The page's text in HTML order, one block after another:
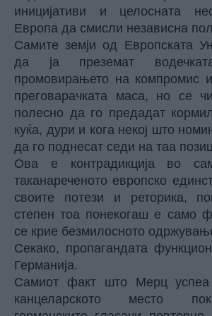
иницијативи и целосната
Европа да смисли независна
Самите земји од Европската
да ја преземат
промовирањето на компромис
преговарачката маса, но се
полесно да го предадат
куќа, дури и кога некој што
да го поднесат седи на таа
Ова е контрадикција во
таканареченото европско
своите потези и реторика,
степен тоа понекогаш е само
се крие безмилосното
Секако, пропагандата
Германија.
Самиот факт што Мерц
канцеларското место